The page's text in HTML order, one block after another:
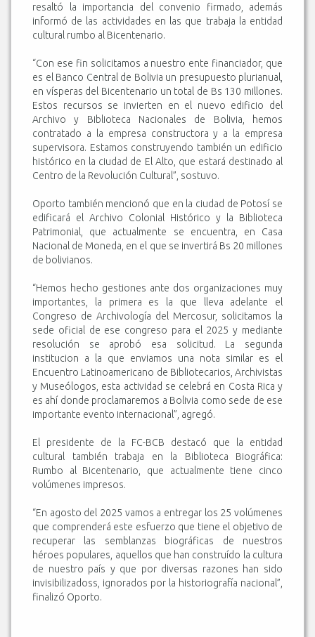
resaltó la importancia del convenio firmado, además
informó de las actividades en las que trabaja la entidad
cultural rumbo al Bicentenario.
“Con ese fin solicitamos a nuestro ente financiador, que
es el Banco Central de Bolivia un presupuesto plurianual,
en vísperas del Bicentenario un total de Bs 130 millones.
Estos recursos se invierten en el nuevo edificio del
Archivo y Biblioteca Nacionales de Bolivia, hemos
contratado a la empresa constructora y a la empresa
supervisora. Estamos construyendo también un edificio
histórico en la ciudad de El Alto, que estará destinado al
Centro de la Revolución Cultural”, sostuvo.
Oporto también mencionó que en la ciudad de Potosí se
edificará el Archivo Colonial Histórico y la Biblioteca
Patrimonial, que actualmente se encuentra, en Casa
Nacional de Moneda, en el que se invertirá Bs 20 millones
de bolivianos.
“Hemos hecho gestiones ante dos organizaciones muy
importantes, la primera es la que lleva adelante el
Congreso de Archivología del Mercosur, solicitamos la
sede oficial de ese congreso para el 2025 y mediante
resolución se aprobó esa solicitud. La segunda
institucion a la que enviamos una nota similar es el
Encuentro Latinoamericano de Bibliotecarios, Archivistas
y Museólogos, esta actividad se celebrá en Costa Rica y
es ahí donde proclamaremos a Bolivia como sede de ese
importante evento internacional”, agregó.
El presidente de la FC-BCB destacó que la entidad
cultural también trabaja en la Biblioteca Biográfica:
Rumbo al Bicentenario, que actualmente tiene cinco
volúmenes impresos.
“En agosto del 2025 vamos a entregar los 25 volúmenes
que comprenderá este esfuerzo que tiene el objetivo de
recuperar las semblanzas biográficas de nuestros
héroes populares, aquellos que han construído la cultura
de nuestro país y que por diversas razones han sido
invisibilizadoss, ignorados por la historiografía nacional”,
finalizó Oporto.